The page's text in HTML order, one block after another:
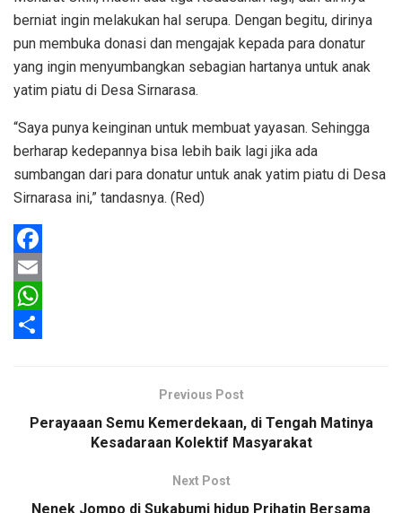
berniat ingin melakukan hal serupa. Dengan begitu, dirinya
pun membuka donasi dan mengajak kepada para donatur
yang ingin menyumbangkan sebagian hartanya untuk anak
yatim piatu di Desa Sirnarasa.
“Saya punya keinginan untuk membuat yayasan. Sehingga
berharap kedepannya bisa lebih baik lagi jika ada
sumbangan dari para donatur untuk anak yatim piatu di Desa
Sirnarasa ini,” tandasnya. (Red)
F
a
c
E
m
W
Previous Post
Perayaaan Semu Kemerdekaan, di Tengah Matinya
Kesadaraan Kolektif Masyarakat
Next Post
Nenek Jompo di Sukabumi hidup Prihatin Bersama